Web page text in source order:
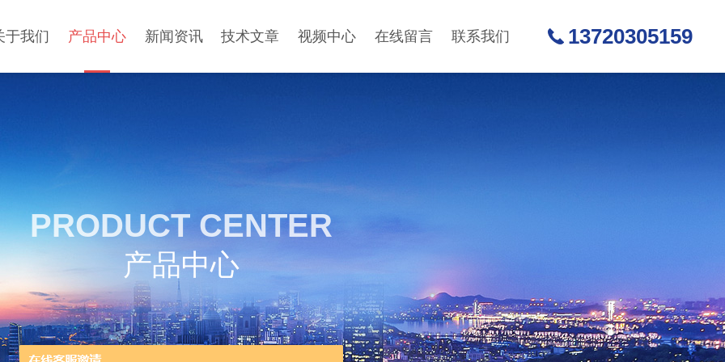
于我们 产品中心 新闻资讯 技术文章 视频中心 在线留言 联系我们 13720305159
PRODUCT CENTER
产品中心